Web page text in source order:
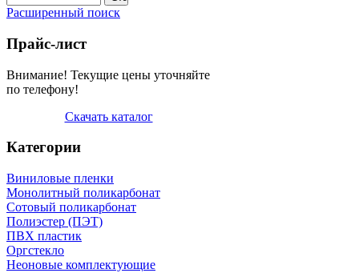
Расширенный поиск
Прайс-лист
Внимание! Текущие цены уточняйте
по телефону!
Скачать каталог
Категории
Виниловые пленки
Монолитный поликарбонат
Сотовый поликарбонат
Полиэстер (ПЭТ)
ПВХ пластик
Оргстекло
Неоновые комплектующие